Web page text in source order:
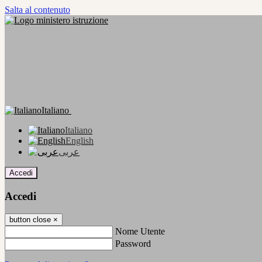
Salta al contenuto
Italiano
Italiano
English
عربى
Accedi
Accedi
button close ×
Nome Utente
Password